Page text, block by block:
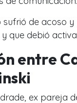
sufrió de acoso
que debió
entre
ex pareja